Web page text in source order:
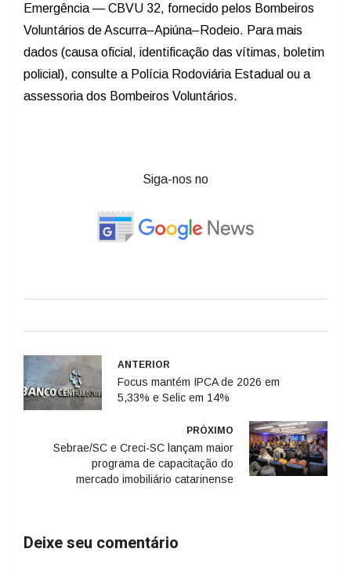
Emergência — CBVU 32, fornecido pelos Bombeiros
Voluntários de Ascurra–Apiúna–Rodeio. Para mais
dados (causa oficial, identificação das vítimas, boletim
policial), consulte a Polícia Rodoviária Estadual ou a
assessoria dos Bombeiros Voluntários.
Siga-nos no
ANTERIOR
Focus mantém IPCA de 2026 em
5,33% e Selic em 14%
PRÓXIMO
Sebrae/SC e Creci-SC lançam maior
programa de capacitação do
mercado imobiliário catarinense
Deixe seu comentário